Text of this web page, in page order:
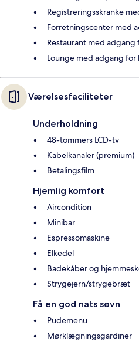
Registreringsskranke
Forretningscenter med
Restaurant med
Lounge med adgang
Værelsesfaciliteter
Underholdning
48-tommers LCD-tv
Kabelkanaler (premium)
Betalingsfilm
Hjemlig komfort
Aircondition
Minibar
Espressomaskine
Elkedel
Badekåber og
Strygejern/strygebræt
Få en god nats søvn
Pudemenu
Mørklægningsgardiner